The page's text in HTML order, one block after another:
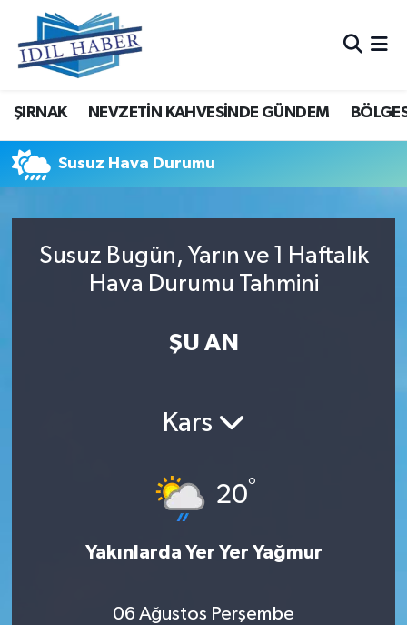
ŞIRNAK NEVZETİN KAHVESİNDE GÜNDEM
Susuz Hava Durumu
Susuz Bugün, Yarın ve 1 Haftalık
Hava Durumu Tahmini
ŞU AN
Kars
20°
Yakınlarda Yer Yer Yağmur
06 Ağustos Perşembe
Nöbetçi Eczaneler
Hava Durumu
Trafik Durumu
Tüm Manşetler